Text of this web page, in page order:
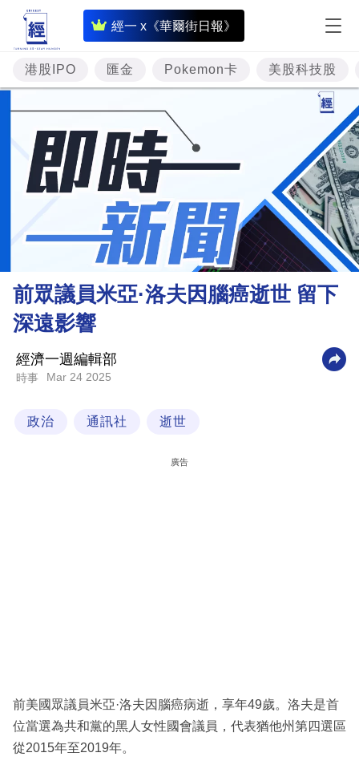
經一 x《華爾街日報》
即
時
財
經
專
題
投
資
樓
市
財
業
科
區
港股IPO 匯金 Pokemon卡 美股科技股
前眾議員米亞·洛夫因腦癌逝世 留下
深遠影響
經濟一週編輯部
時事 Mar 24 2025
政治 通訊社 逝世
廣告
前美國眾議員米亞·洛夫因腦癌病逝，享年49歲。洛夫是首
位當選為共和黨的黑人女性國會議員，代表猶他州第四選區
從2015年至2019年。